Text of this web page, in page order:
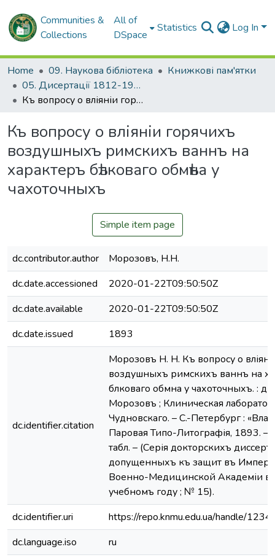
Communities &
Collections
All of
DSpace
Statistics Log In
Home 09. Наукова бібліотека
Книжкові пам'ятки
05. Дисертації 1812-1926 рр.
Къ вопросу о вліяніи горячихъ воздушныхъ римскихъ ваннъ на характеръ бѣлковаго обмѣна у чахоточныхъ
Къ вопросу о вліяніи горячихъ
воздушныхъ римскихъ ваннъ на
характеръ бѣлковаго обмѣна у
чахоточныхъ
Simple item page
dc.contributor.author
Морозовъ, Н.Н.
dc.date.accessioned
2020-01-22T09:50:50Z
dc.date.available
2020-01-22T09:50:50Z
dc.date.issued
1893
dc.identifier.citation
Морозовъ Н. Н. Къ вопросу о
воздушныхъ римскихъ ваннъ на
бѣлковаго обмѣна у чахоточныхъ. :
Морозовъ ; Клиническая
Чудновскаго. – С.-Петербург :
Паровая Типо-Литографія, 1893. –
табл. – (Серія докторскихъ
допущенныхъ къ защитѣ въ
Военно-Медицинской Академіи
учебномъ году ; № 15).
dc.identifier.uri
https://repo.knmu.edu.ua/handle/
dc.language.iso
ru